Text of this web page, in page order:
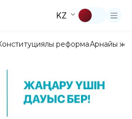
KZ
реформаАрнайы